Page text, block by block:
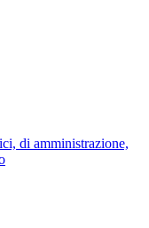
di amministrazione,